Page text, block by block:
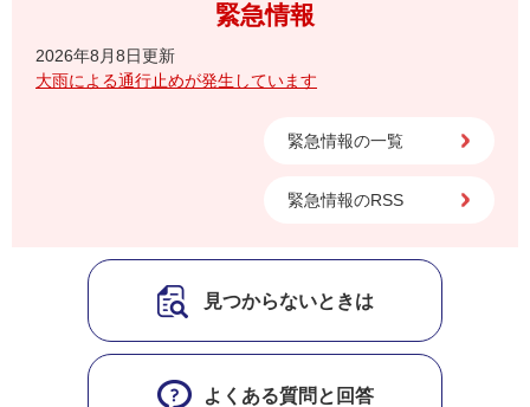
緊急情報
2026年8月8日更新
大雨による通行止めが発生しています
緊急情報の一覧
緊急情報のRSS
見つからないときは
よくある質問と回答